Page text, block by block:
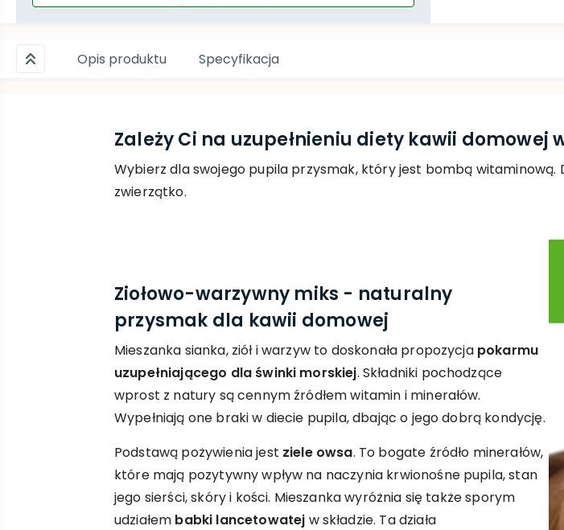
Opis produktu Specyfikacja
Zależy Ci na uzupełnieniu diety kawii
Wybierz dla swojego pupila przysmak, który jest bombą witaminową.
zwierzątko.
Ziołowo-warzywny miks - naturalny
przysmak dla kawii domowej
Mieszanka sianka, ziół i warzyw to doskonała propozycja pokarmu
uzupełniającego dla świnki morskiej. Składniki pochodzące
wprost z natury są cennym źródłem witamin i minerałów.
Wypełniają one braki w diecie pupila, dbając o jego dobrą kondycję.
Podstawą pożywienia jest ziele owsa. To bogate źródło minerałów,
które mają pozytywny wpływ na naczynia krwionośne pupila, stan
jego sierści, skóry i kości. Mieszanka wyróżnia się także sporym
udziałem babki lancetowatej w składzie. Ta działa